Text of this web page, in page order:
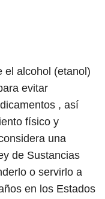
el alcohol (etanol)
evitar
, así
físico y
una
de Sustancias
o servirlo a
en los Estados